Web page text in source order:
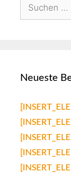
Neueste